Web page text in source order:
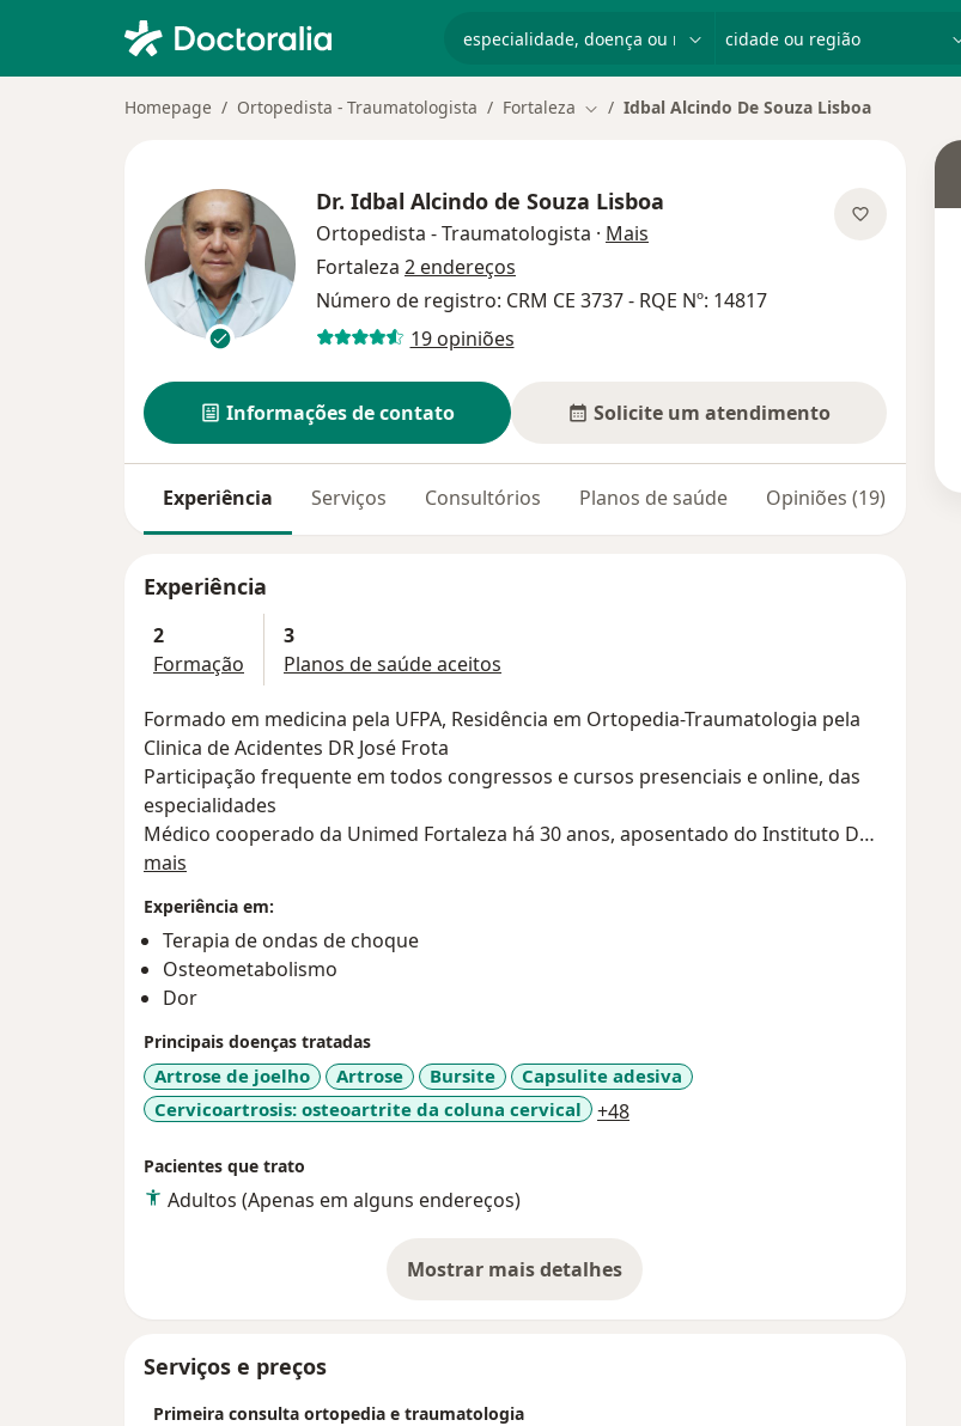
Homepage Ortopedista - Traumatologista Fortaleza Mudar de cidade
Idbal Alcindo De Souza Lisboa
Dr. Idbal Alcindo de Souza Lisboa
Ortopedista - Traumatologista · Mais
Fortaleza 2 endereços
Número de registro: CRM CE 3737 - RQE Nº: 14817
19 opiniões
Informações de contato Solicite um atendimento
Experiência Serviços Consultórios Planos de saúde Opiniões (19)
Experiência
2
Formação
3
Planos de saúde aceitos
Formado em medicina pela UFPA, Residência em Ortopedia-Traumatologia pela
Clinica de Acidentes DR José Frota
Participação frequente em todos congressos e cursos presenciais e online, das
especialidades
Médico cooperado da Unimed Fortaleza há 30 anos, aposentado do Instituto DR
José Frota e do Hospital Geral do Exercito de Fortaleza e de Recife .Credenciado
pela AMIL e HAP VIDA.
mais
Experiência em:
Terapia de ondas de choque
Osteometabolismo
Dor
Principais doenças tratadas
Artrose de joelho Artrose Bursite
Capsulite adesiva
Cervicoartrosis: osteoartrite da coluna cervical
+48a11y_sr_more_diseases
Pacientes que trato
Adultos (Apenas em alguns endereços)
Mostrar mais detalhes
sobre a experiência
Serviços e preços
Primeira consulta ortopedia e traumatologia